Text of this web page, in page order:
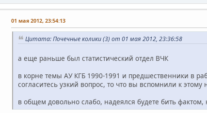
01 мая 2012, 23:54:13
Цитата: Почечные колики (3) от 01 мая 2012, 23:36:58
а еще раньше был статистический отдел ВЧК
в корне темы АУ КГБ 1990-1991 и предшественники в
согласитесь узкий вопрос, то что вы вспомнили к этому
в общем довольно слабо, надеялся будете бить